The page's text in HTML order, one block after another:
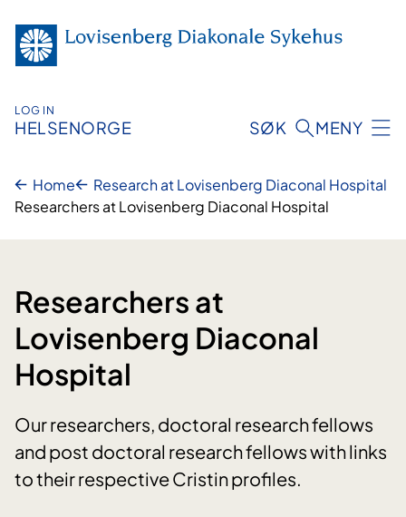
content
LOG IN
HELSENORGE SØK MENY
Home
Research at Lovisenberg Diaconal Hospital
Researchers at Lovisenberg Diaconal Hospital
Researchers at
Lovisenberg Diaconal
Hospital
Our researchers, doctoral research fellows
and post doctoral research fellows with links
to their respective Cristin profiles.